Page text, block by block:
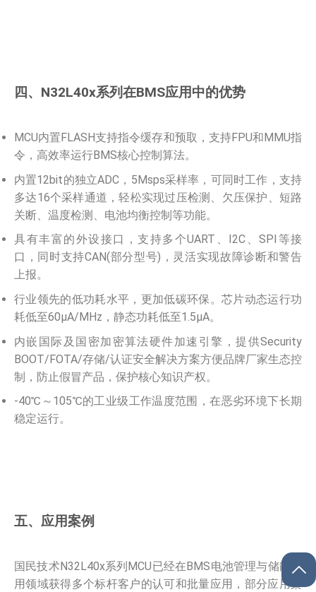
四、N32L40x系列在BMS应用中的优势
MCU内置FLASH支持指令缓存和预取，支持FPU和MMU指
令，高效率运行BMS核心控制算法。
内置12bit的独立ADC，5Msps采样率，可同时工作，支持
多达16个采样通道，轻松实现过压检测、欠压保护、短路
关断、温度检测、电池均衡控制等功能。
具有丰富的外设接口，支持多个UART、I2C、SPI等接
口，同时支持CAN(部分型号)，灵活实现故障诊断和警告
上报。
行业领先的低功耗水平，更加低碳环保。芯片动态运行功
耗低至60μA/MHz，静态功耗低至1.5μA。
内嵌国际及国密加密算法硬件加速引擎，提供Security
BOOT/FOTA/存储/认证安全解决方案方便品牌厂家生态控
制，防止假冒产品，保护核心知识产权。
-40℃～105℃的工业级工作温度范围，在恶劣环境下长期
稳定运行。
五、应用案例
国民技术N32L40x系列MCU已经在BMS电池管理与储能应
用领域获得多个标杆客户的认可和批量应用，部分应用案